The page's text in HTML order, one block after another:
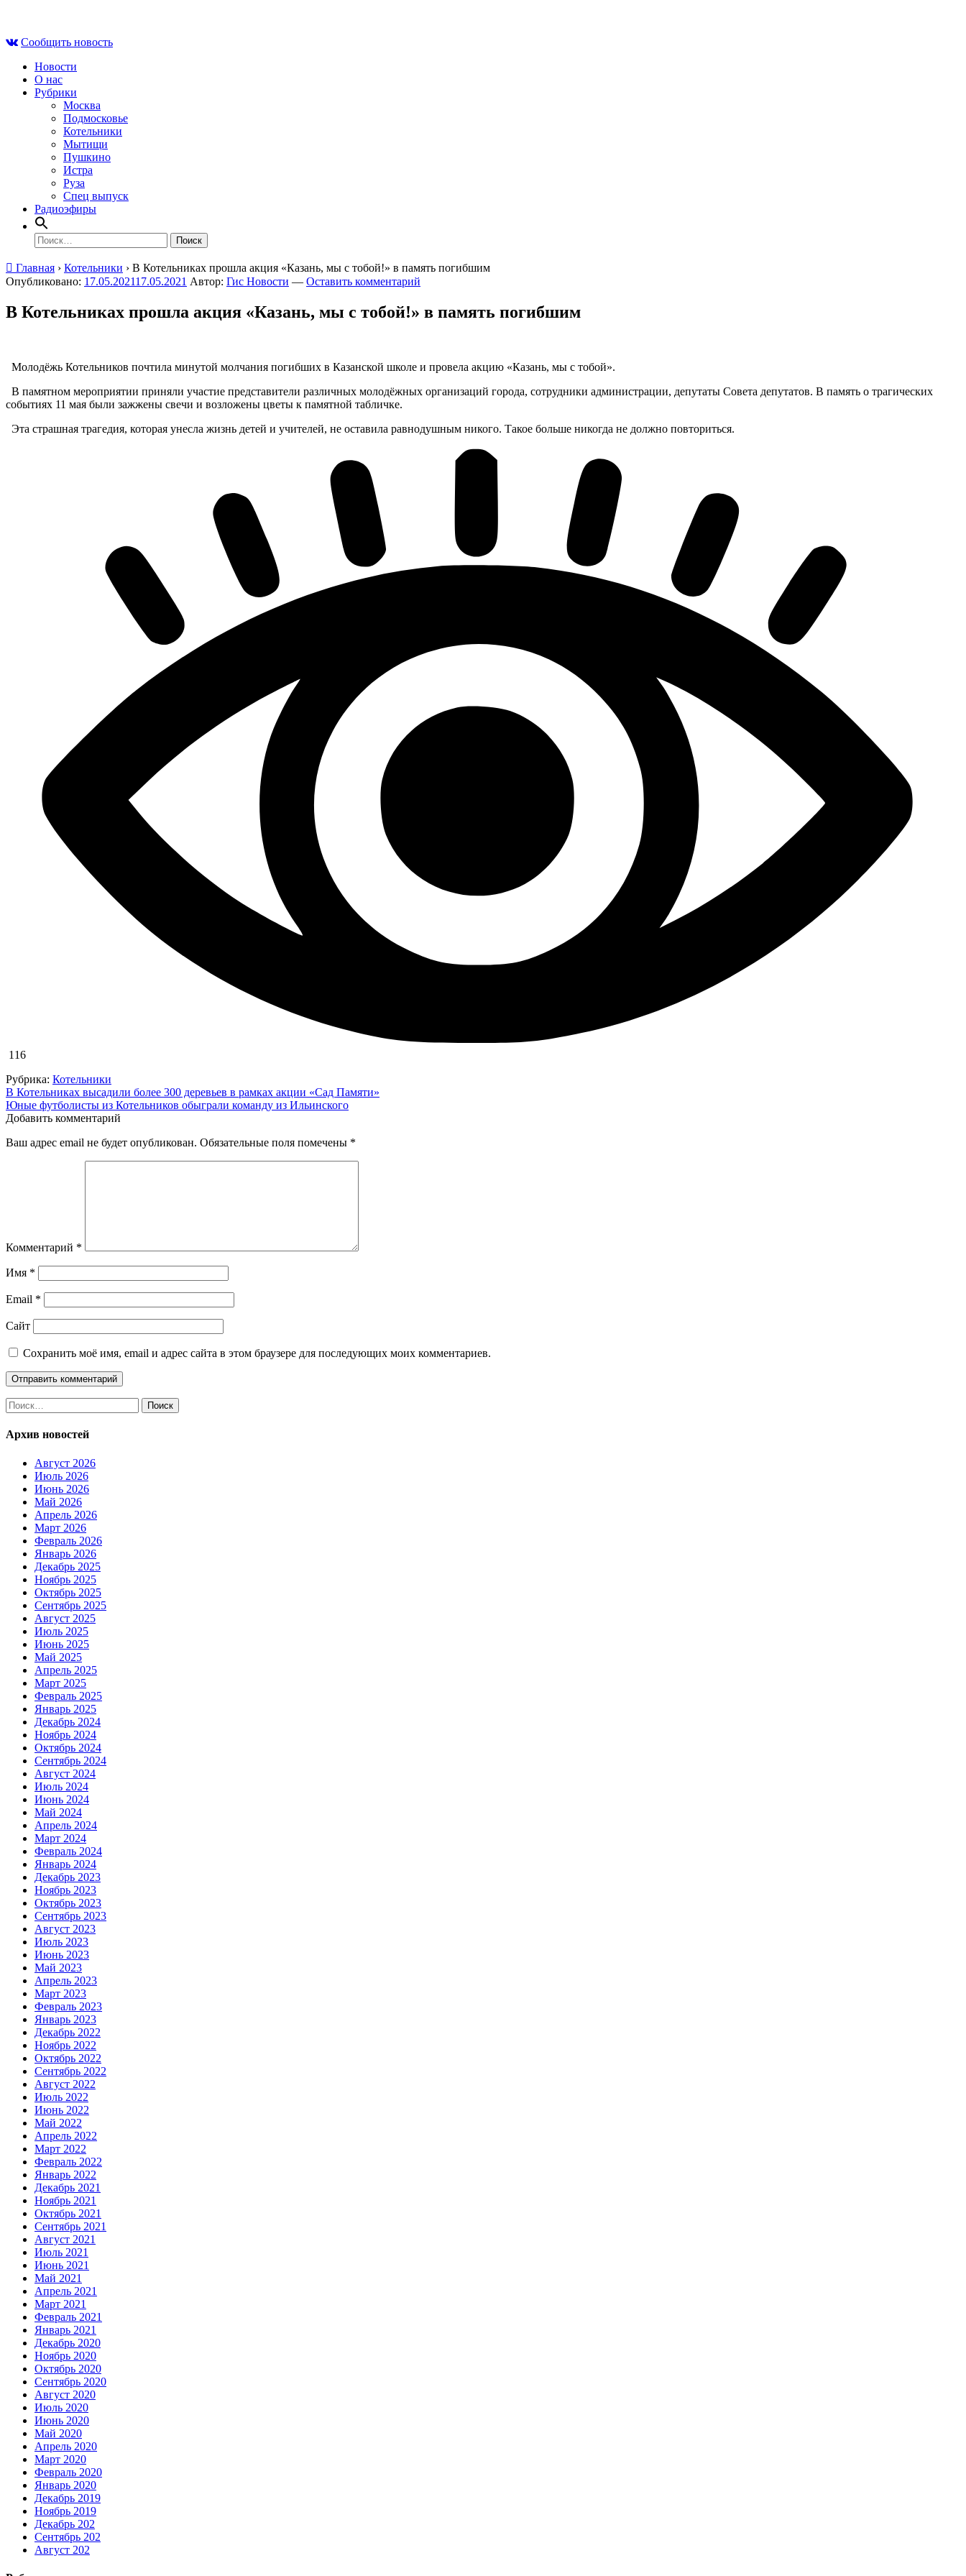
contentСообщить новость
Новости
О нас
Рубрики
Москва
Подмосковье
Котельники
Мытищи
Пушкино
Истра
Руза
Спец выпуск
Радиоэфиры
Найти:
Главная › Котельники › В Котельниках прошла акция «Казань, мы с тобой!» в память погибшим
Опубликовано: 17.05.202117.05.2021 Автор: Гис Новости — Оставить комментарий
В Котельниках прошла акция «Казань, мы с тобой!» в память погибшим
Молодёжь Котельников почтила минутой молчания погибших в Казанской школе и провела акцию «Казань, мы с тобой».
В памятном мероприятии приняли участие представители различных молодёжных организаций города, сотрудники администрации, депутаты Совета депутатов. В память о трагических
событиях 11 мая были зажжены свечи и возложены цветы к памятной табличке.
Эта страшная трагедия, которая унесла жизнь детей и учителей, не оставила равнодушным никого. Такое больше никогда не должно повториться.
116
Рубрика: Котельники
Навигация
по
В Котельниках высадили более 300 деревьев в рамках акции «Сад Памяти»
Юные футболисты из Котельников обыграли команду из Ильинского
Добавить комментарий
Ваш адрес email не будет опубликован. Обязательные поля помечены *
Комментарий *
Имя *
Email *
Сайт
Сохранить моё имя, email и адрес сайта в этом браузере для последующих моих комментариев.
Найти:
Архив новостей
Август 2026
Июль 2026
Июнь 2026
Май 2026
Апрель 2026
Март 2026
Февраль 2026
Январь 2026
Декабрь 2025
Ноябрь 2025
Октябрь 2025
Сентябрь 2025
Август 2025
Июль 2025
Июнь 2025
Май 2025
Апрель 2025
Март 2025
Февраль 2025
Январь 2025
Декабрь 2024
Ноябрь 2024
Октябрь 2024
Сентябрь 2024
Август 2024
Июль 2024
Июнь 2024
Май 2024
Апрель 2024
Март 2024
Февраль 2024
Январь 2024
Декабрь 2023
Ноябрь 2023
Октябрь 2023
Сентябрь 2023
Август 2023
Июль 2023
Июнь 2023
Май 2023
Апрель 2023
Март 2023
Февраль 2023
Январь 2023
Декабрь 2022
Ноябрь 2022
Октябрь 2022
Сентябрь 2022
Август 2022
Июль 2022
Июнь 2022
Май 2022
Апрель 2022
Март 2022
Февраль 2022
Январь 2022
Декабрь 2021
Ноябрь 2021
Октябрь 2021
Сентябрь 2021
Август 2021
Июль 2021
Июнь 2021
Май 2021
Апрель 2021
Март 2021
Февраль 2021
Январь 2021
Декабрь 2020
Ноябрь 2020
Октябрь 2020
Сентябрь 2020
Август 2020
Июль 2020
Июнь 2020
Май 2020
Апрель 2020
Март 2020
Февраль 2020
Январь 2020
Декабрь 2019
Ноябрь 2019
Декабрь 202
Сентябрь 202
Август 202